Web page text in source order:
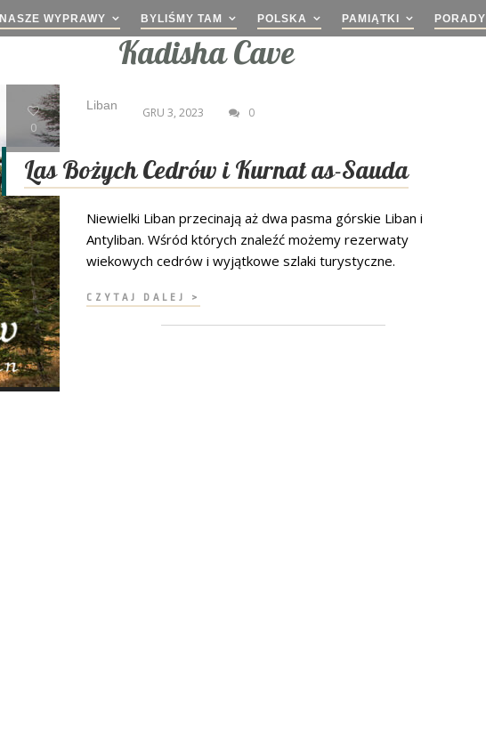
NASZE WYPRAWY BYLIŚMY TAM POLSKA PAMIĄTKI PORADY
Kadisha Cave
0
Liban GRU 3, 2023 0
Las Bożych Cedrów i Kurnat as-Sauda
Niewielki Liban przecinają aż dwa pasma górskie Liban i
Antyliban. Wśród których znaleźć możemy rezerwaty
wiekowych cedrów i wyjątkowe szlaki turystyczne.
CZYTAJ DALEJ >